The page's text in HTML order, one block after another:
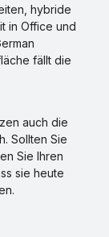
hybride
in Office und
fällt die
auch die
Sollten Sie
Sie Ihren
sie heute